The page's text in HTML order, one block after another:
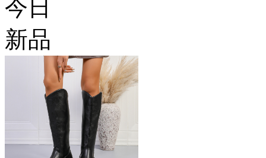
今日
新品